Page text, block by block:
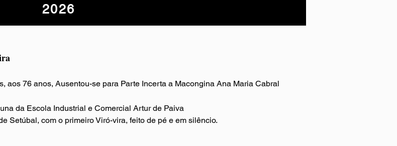
2026
aos 76 anos, Ausentou-se para Parte Incerta a Macongina Ana Maria Cabral
da Escola Industrial e Comercial Artur de Paiva
Setúbal, com o primeiro Viró-vira, feito de pé e em silêncio.